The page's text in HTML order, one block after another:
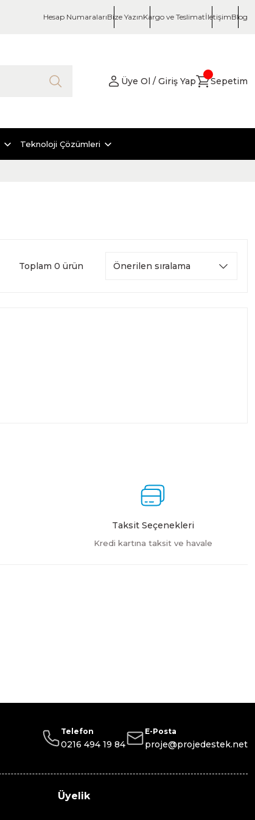
Hesap NumaralarıBize YazınKargo ve TeslimatİletişimBlog
Üye Ol / Giriş Yap Sepetim
Teknoloji Çözümleri
Toplam 0 ürün
Taksit Seçenekleri
Kredi kartına taksit ve havale
Telefon
0216 494 19 84
E-Posta
proje@projedestek.net
Üyelik